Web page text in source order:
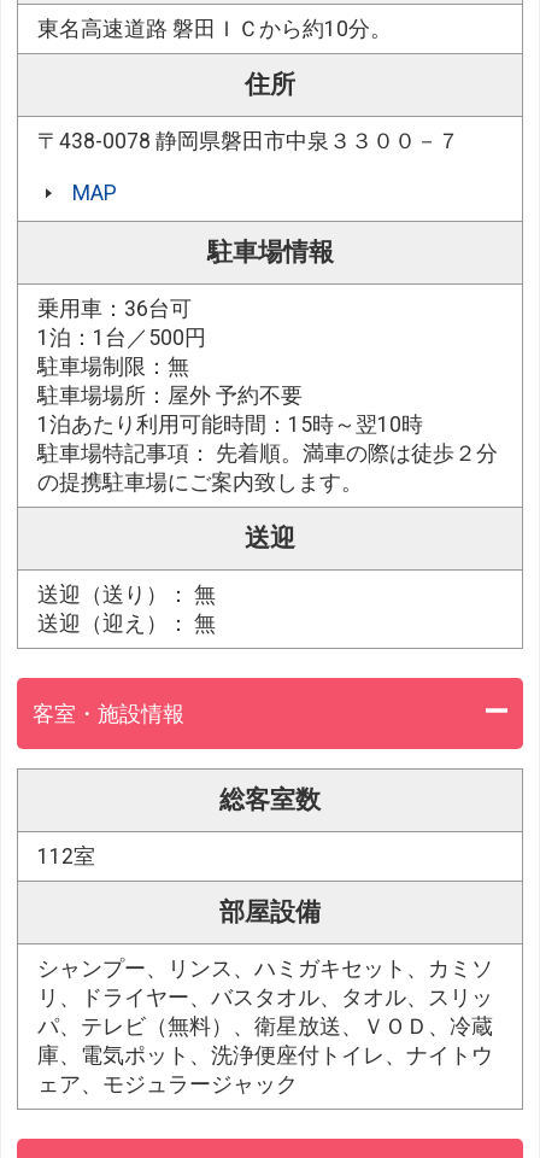
東名高速道路 磐田ＩＣから約10分。
住所
〒438-0078 静岡県磐田市中泉３３００－７
MAP
駐車場情報
乗用車：36台可
1泊：1台／500円
駐車場制限：無
駐車場場所：屋外 予約不要
1泊あたり利用可能時間：15時～翌10時
駐車場特記事項： 先着順。満車の際は徒歩２分
の提携駐車場にご案内致します。
送迎
送迎（送り）： 無
送迎（迎え）： 無
客室・施設情報
総客室数
112室
部屋設備
シャンプー、リンス、ハミガキセット、カミソ
リ、ドライヤー、バスタオル、タオル、スリッ
パ、テレビ（無料）、衛星放送、ＶＯＤ、冷蔵
庫、電気ポット、洗浄便座付トイレ、ナイトウ
ェア、モジュラージャック